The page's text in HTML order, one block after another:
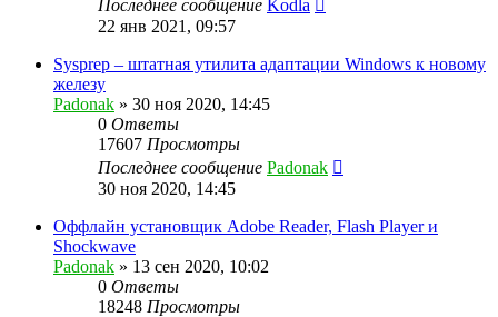
Последнее сообщение Kodla
22 янв 2021, 09:57
Sysprep – штатная утилита адаптации Windows к новому
железу
Padonak » 30 ноя 2020, 14:45
0 Ответы
17607 Просмотры
Последнее сообщение Padonak
30 ноя 2020, 14:45
Оффлайн установщик Adobe Reader, Flash Player и
Shockwave
Padonak » 13 сен 2020, 10:02
0 Ответы
18248 Просмотры